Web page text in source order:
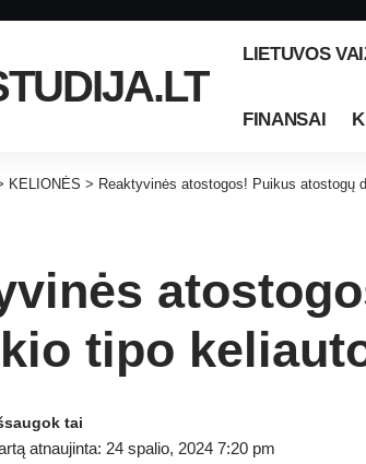
LIETUVOS
FINANSAI
KELIONĖS > Reaktyvinės atostogos! Puikus atostogų
tipo
atnaujinta: 24 spalio, 2024 7:20 pm